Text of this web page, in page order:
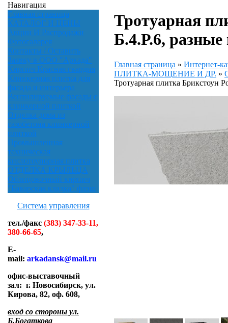
Навигация
Главная страница
КАТАЛОГ И ЦЕНЫ
Акции И Распродажи
Фотогалерея
Контакты / Оставить
Заявку в ООО "Аркада"
Кирпич Красная гвардия
Клинкерная плитка для
фасада и интерьера
Вентилируемые фасады с
клинкерной плиткой
Отделка дома из
газобетона клинкерной
плиткой
Промышленная
техническая
кислотоупорная плитка
ОТДЕЛКА КРЫЛЬЦА
Облицовочный кирпич
"Баварская кладка" флэш
Система управления
тел./факс (383) 347-33-11,
380-66-65,
E-
mail: arkadansk@mail.ru
офис-выставочный
зал: г. Новосибирск, ул.
Кирова, 82, оф. 608,
вход со стороны ул.
Б.Богаткова
Тротуарная
Б.4.Р.6, разные
Главная страница » Интернет-
ПЛИТКА-МОЩЕНИЕ И ДР. »
Тротуарная плитка Брикстоун